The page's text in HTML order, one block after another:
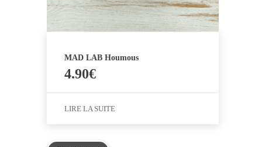
MAD LAB Houmous
4.90€
LIRE LA SUITE